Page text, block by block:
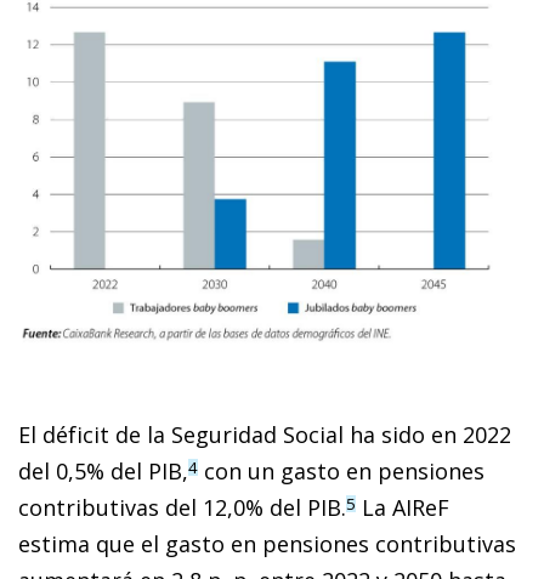
El déficit de la Seguridad Social ha sido en 2022
del 0,5% del PIB,4 con un gasto en pensiones
contributivas del 12,0% del PIB.5 La AIReF
estima que el gasto en pensiones contributivas